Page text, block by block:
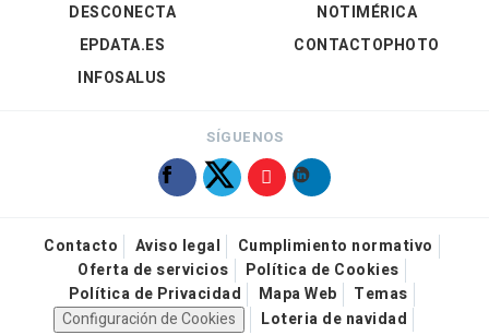
DESCONECTA
EPDATA.ES
INFOSALUS
NOTIMÉRICA
CONTACTOPHOTO
SÍGUENOS
Contacto Aviso legal
Cumplimiento normativo
Oferta de servicios
Política de Cookies
Política de Privacidad
Mapa Web
Temas
Configuración de Cookies
Loteria de navidad